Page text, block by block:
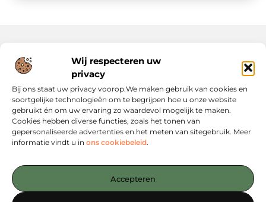
Wij respecteren uw
privacy
Bij ons staat uw privacy voorop.We maken gebruik van cookies en
soortgelijke technologieën om te begrijpen hoe u onze website
gebruikt én om uw ervaring zo waardevol mogelijk te maken.
Cookies hebben diverse functies, zoals het tonen van
gepersonaliseerde advertenties en het meten van sitegebruik. Meer
informatie vindt u in ons cookiebeleid.
Accepteren
inzichten die jou verder helpen. Alles overzichtelijk
Onze informatie